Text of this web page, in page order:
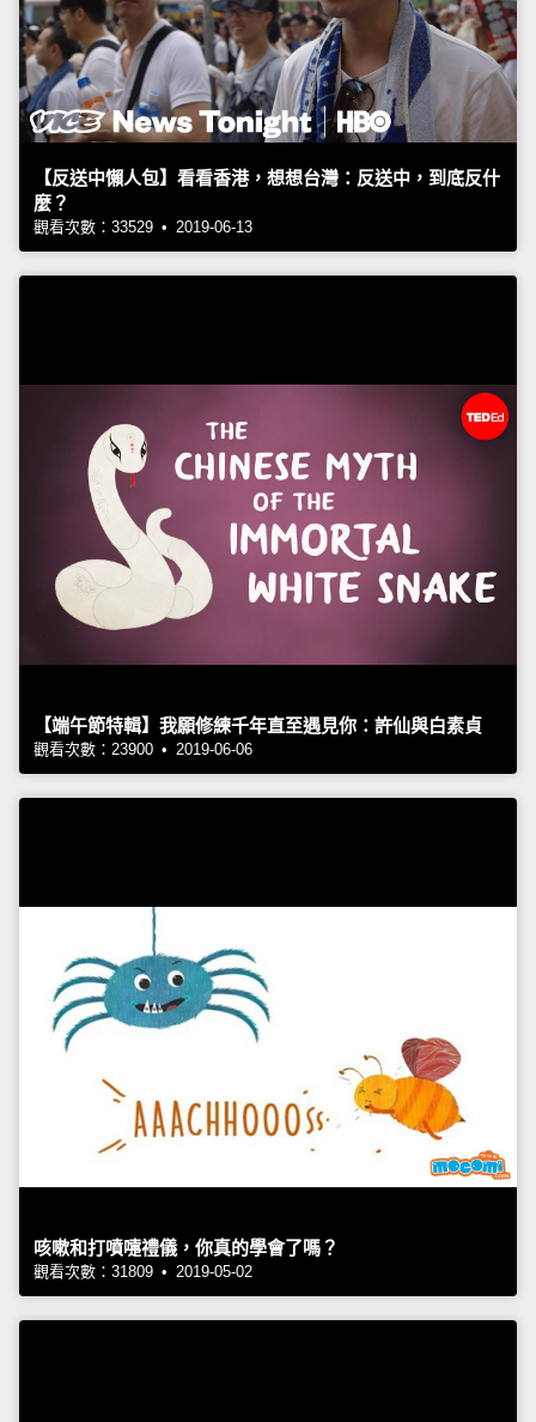
【反送中懶人包】看看香港，想想台灣：反送中，到底反什
麼？
觀看次數：33529 • 2019-06-13
【端午節特輯】我願修練千年直至遇見你：許仙與白素貞
觀看次數：23900 • 2019-06-06
咳嗽和打噴嚏禮儀，你真的學會了嗎？
觀看次數：31809 • 2019-05-02